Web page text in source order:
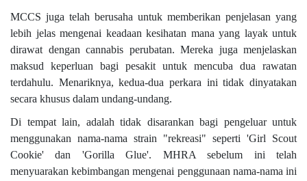
MCCS juga telah berusaha untuk memberikan penjelasan yang
lebih jelas mengenai keadaan kesihatan mana yang layak untuk
dirawat dengan cannabis perubatan. Mereka juga menjelaskan
maksud keperluan bagi pesakit untuk mencuba dua rawatan
terdahulu. Menariknya, kedua-dua perkara ini tidak dinyatakan
secara khusus dalam undang-undang.
Di tempat lain, adalah tidak disarankan bagi pengeluar untuk
menggunakan nama-nama strain "rekreasi" seperti 'Girl Scout
Cookie' dan 'Gorilla Glue'. MHRA sebelum ini telah
menyuarakan kebimbangan mengenai penggunaan nama-nama ini